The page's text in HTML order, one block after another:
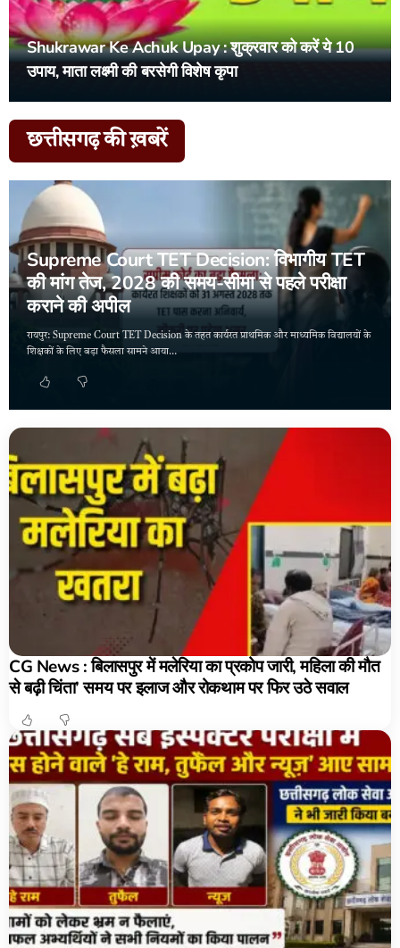
Shukrawar Ke Achuk Upay : शुक्रवार को करें ये 10
उपाय, माता लक्ष्मी की बरसेगी विशेष कृपा
छत्तीसगढ़ की ख़बरें
Supreme Court TET Decision: विभागीय TET
की मांग तेज, 2028 की समय-सीमा से पहले परीक्षा
कराने की अपील
रायपुर: Supreme Court TET Decision के तहत कार्यरत प्राथमिक और माध्यमिक विद्यालयों के
शिक्षकों के लिए बड़ा फैसला सामने आया…
CG News : बिलासपुर में मलेरिया का प्रकोप जारी, महिला की मौत
से बढ़ी चिंता’ समय पर इलाज और रोकथाम पर फिर उठे सवाल